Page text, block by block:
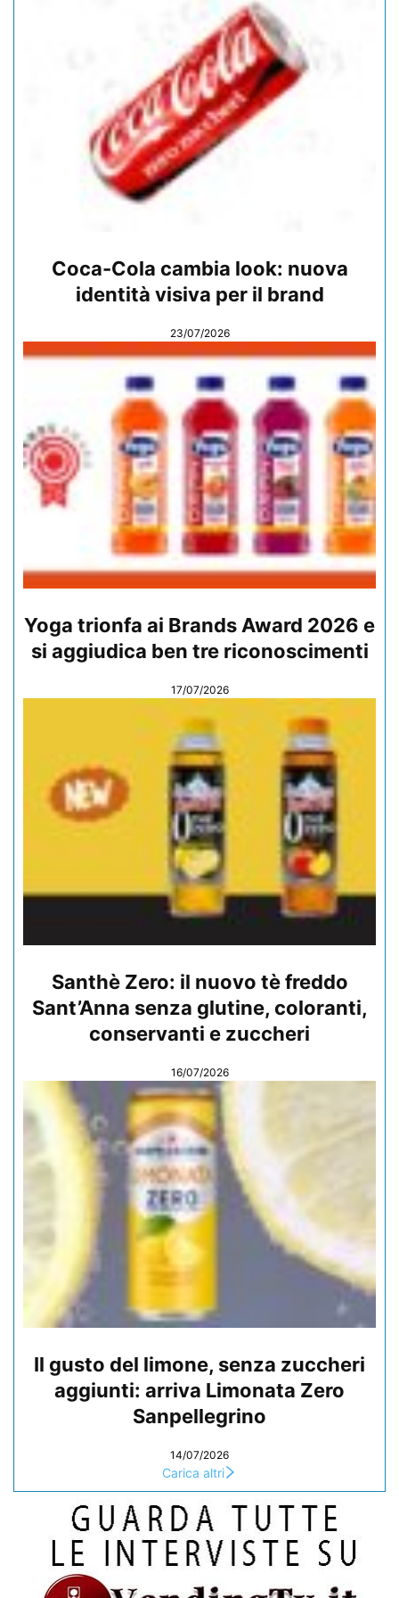
Coca-Cola cambia look: nuova
identità visiva per il brand
23/07/2026
Yoga trionfa ai Brands Award 2026 e
si aggiudica ben tre riconoscimenti
17/07/2026
Santhè Zero: il nuovo tè freddo
Sant’Anna senza glutine, coloranti,
conservanti e zuccheri
16/07/2026
Il gusto del limone, senza zuccheri
aggiunti: arriva Limonata Zero
Sanpellegrino
14/07/2026
Carica altri